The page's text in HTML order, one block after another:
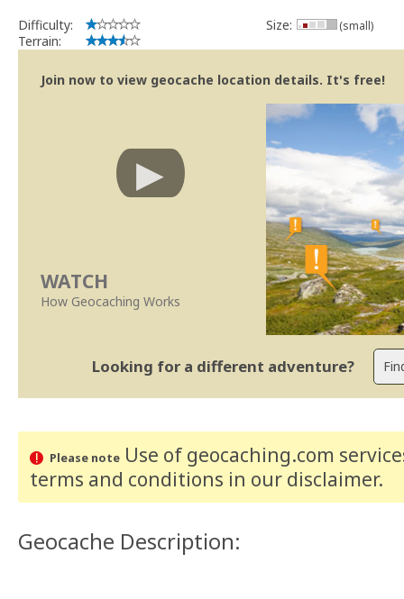
Difficulty:
Terrain:
Size: (small)
Join now to view geocache location details. It's free!
WATCH
How Geocaching Works
Looking for a different adventure?
Please noteUse of geocaching.com
terms and conditions in our disclaimer.
Geocache Description: